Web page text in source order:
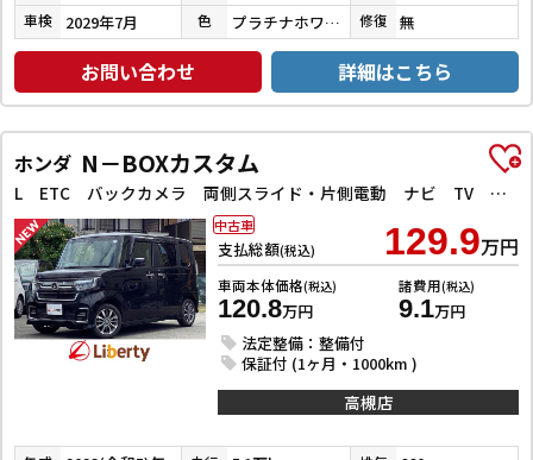
車検 2029年7月 色 プラチナホワイトパール 修復 無
お問い合わせ 詳細はこちら
ホンダ N－BOXカスタム
L ETC バックカメラ 両側スライド・片側電動 ナビ TV クリアランスソナー オートクルーズコントロール レーンアシスト 衝突被害軽減システム オートライト LEDヘッドランプ
支払総額(税込) 129.9万円
車両本体価格(税込)
120.8万円
諸費用(税込)
9.1万円
法定整備：整備付
保証付 (1ヶ月・1000km )
中古車
高槻店